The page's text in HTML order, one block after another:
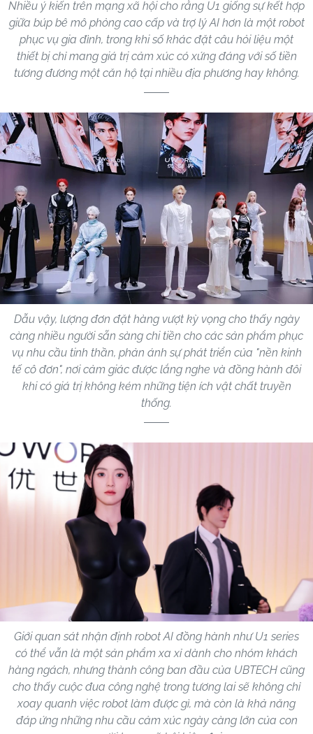
Nhiều ý kiến trên mạng xã hội cho rằng U1 giống sự kết hợp
giữa búp bê mô phỏng cao cấp và trợ lý AI hơn là một robot
phục vụ gia đình, trong khi số khác đặt câu hỏi liệu một
thiết bị chỉ mang giá trị cảm xúc có xứng đáng với số tiền
tương đương một căn hộ tại nhiều địa phương hay không.
Dẫu vậy, lượng đơn đặt hàng vượt kỳ vọng cho thấy ngày
càng nhiều người sẵn sàng chi tiền cho các sản phẩm phục
vụ nhu cầu tinh thần, phản ánh sự phát triển của "nền kinh
tế cô đơn", nơi cảm giác được lắng nghe và đồng hành đôi
khi có giá trị không kém những tiện ích vật chất truyền
thống.
Giới quan sát nhận định robot AI đồng hành như U1 series
có thể vẫn là một sản phẩm xa xỉ dành cho nhóm khách
hàng ngách, nhưng thành công ban đầu của UBTECH cũng
cho thấy cuộc đua công nghệ trong tương lai sẽ không chỉ
xoay quanh việc robot làm được gì, mà còn là khả năng
đáp ứng những nhu cầu cảm xúc ngày càng lớn của con